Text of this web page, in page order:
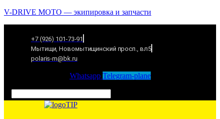
V-DRIVE MOTO — экипировка и запчасти
+7 (926) 101-73-91
Мытищи, Новомытищинский просп., вл5
polaris-m@bk.ru
Whatsapp Telegram-plane